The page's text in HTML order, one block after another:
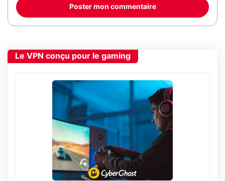
Poster mon commentaire
Le VPN conçu pour le gaming